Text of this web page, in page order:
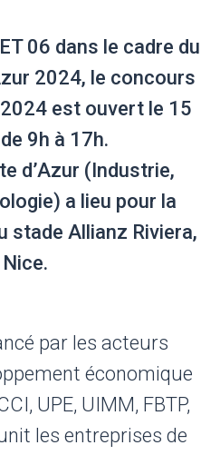
06 dans le cadre du
2024, le concours
est ouvert le 15
9h à 17h.
d’Azur (Industrie,
a lieu pour la
stade Allianz Riviera,
par les acteurs
économique
UPE, UIMM, FBTP,
les entreprises de